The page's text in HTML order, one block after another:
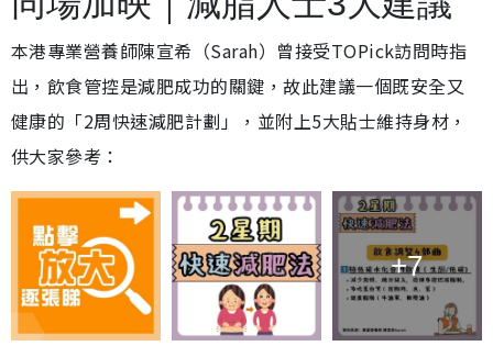
本港專業營養師陳宣希（Sarah）曾接受TOPick訪問時指
出，飲食管控是減肥成功的關鍵，故此建議一個既安全又
健康的「2周快速減肥計劃」，並附上5大貼士維持身材，
供大家參考：
+7